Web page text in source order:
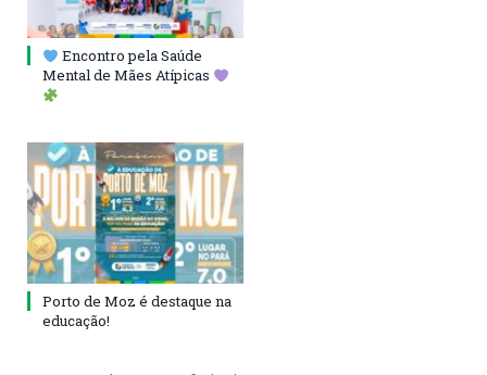
Encontro pela Saúde
Mental de Mães Atípicas
Porto de Moz é destaque na
educação!